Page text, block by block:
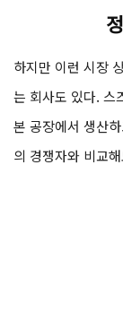
하지만 이런 시장
는 회사도 있다. 스
본 공장에서 생산
의 경쟁자와 비교